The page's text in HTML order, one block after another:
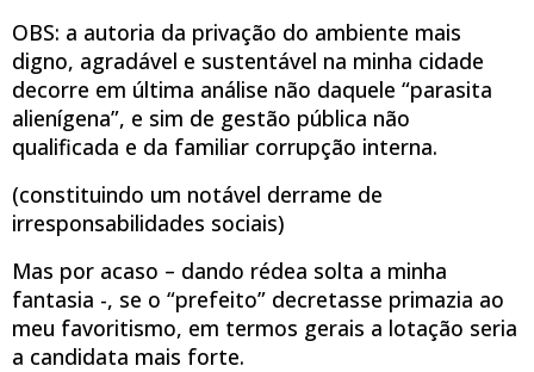
OBS: a autoria da privação do ambiente mais
digno, agradável e sustentável na minha cidade
decorre em última análise não daquele “parasita
alienígena”, e sim de gestão pública não
qualificada e da familiar corrupção interna.
(constituindo um notável derrame de
irresponsabilidades sociais)
Mas por acaso – dando rédea solta a minha
fantasia -, se o “prefeito” decretasse primazia ao
meu favoritismo, em termos gerais a lotação seria
a candidata mais forte.